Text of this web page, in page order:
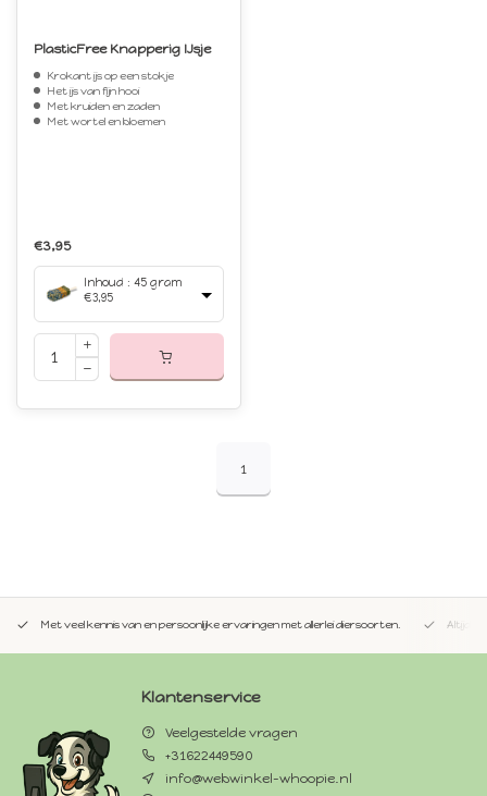
PlasticFree Knapperig IJsje
Krokant ijs op een stokje
Het ijs van fijn hooi
Met kruiden en zaden
Met wortel en bloemen
€3,95
Inhoud : 45 gram
€3,95
1
Met veel kennis van en persoonlijke ervaringen met allerlei diersoorten. Altijd
Klantenservice
Veelgestelde vragen
+31622449590
info@webwinkel-whoopie.nl